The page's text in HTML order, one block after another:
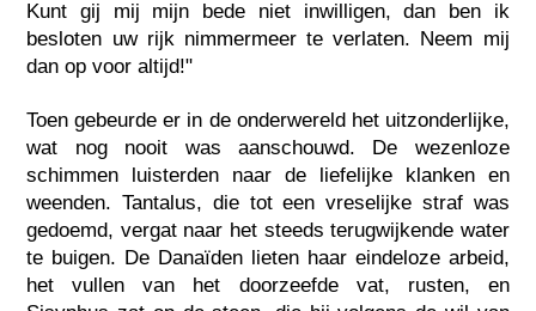
Kunt gij mij mijn bede niet inwilligen, dan ben ik
besloten uw rijk nimmermeer te verlaten. Neem mij
dan op voor altijd!"
Toen gebeurde er in de onderwereld het uitzonderlijke,
wat nog nooit was aanschouwd. De wezenloze
schimmen luisterden naar de liefelijke klanken en
weenden. Tantalus, die tot een vreselijke straf was
gedoemd, vergat naar het steeds terugwijkende water
te buigen. De Danaïden lieten haar eindeloze arbeid,
het vullen van het doorzeefde vat, rusten, en